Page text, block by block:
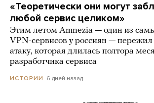
«Теоретически они могут
любой сервис целиком»
Этим летом Amnezia — один из
VPN-сервисов у россиян —
атаку, которая длилась полтора
разработчика сервиса
ИСТОРИИ 6 дней назад